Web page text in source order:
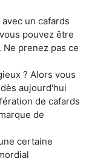
un cafards
pouvez être
prenez pas ce
? Alors vous
aujourd'hui
de cafards
de
certaine